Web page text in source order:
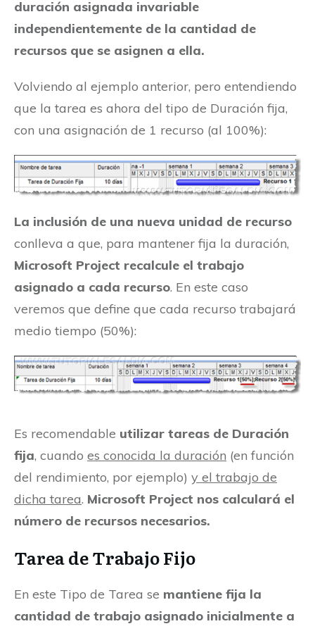
duración asignada invariable
independientemente de la cantidad de
recursos que se asignen a ella.
Volviendo al ejemplo anterior, pero entendiendo
que la tarea es ahora del tipo de Duración fija,
con una asignación de 1 recurso (al 100%):
La inclusión de una nueva unidad de recurso
conlleva a que, para mantener fija la duración,
Microsoft Project recalcule el trabajo
asignado a cada recurso. En este caso
veremos que define que cada recurso trabajará
medio tiempo (50%):
Es recomendable utilizar tareas de Duración
fija, cuando es conocida la duración (en función
del rendimiento, por ejemplo) y el trabajo de
dicha tarea. Microsoft Project nos calculará el
número de recursos necesarios.
Tarea de Trabajo Fijo
En este Tipo de Tarea se mantiene fija la
cantidad de trabajo asignado inicialmente a